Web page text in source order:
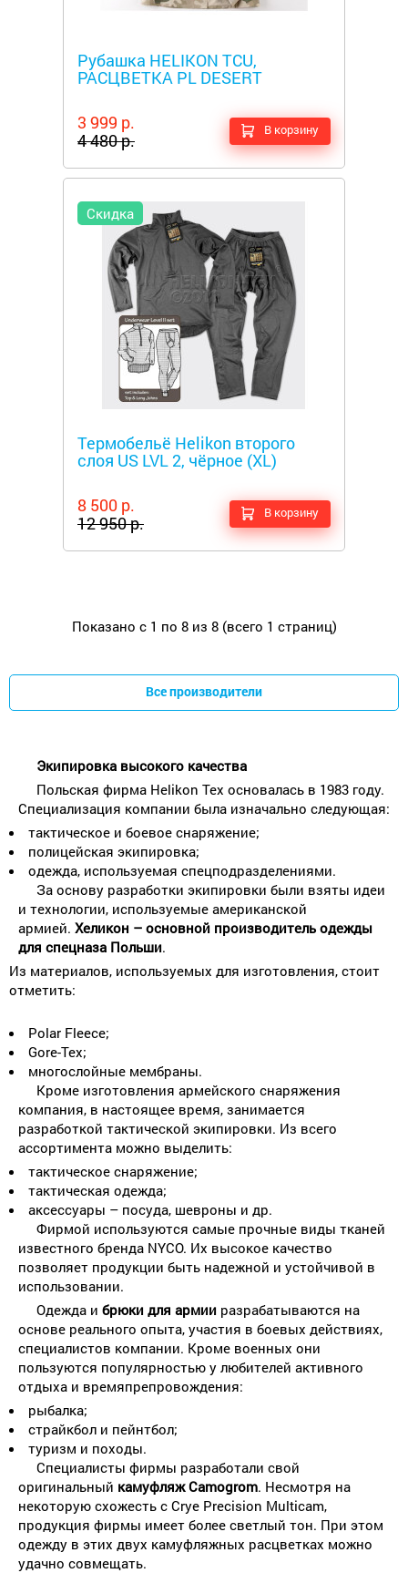
Рубашка HELIKON TCU,
РАСЦВЕТКА PL DESERT
3 999 р.
4 480 р.
В корзину
Скидка
Термобельё Helikon второго
слоя US LVL 2, чёрное (XL)
8 500 р.
12 950 р.
В корзину
Показано с 1 по 8 из 8 (всего 1 страниц)
Все производители
Экипировка высокого качества
Польская фирма Helikon Tex основалась в 1983 году.
Специализация компании была изначально следующая:
тактическое и боевое снаряжение;
полицейская экипировка;
одежда, используемая спецподразделениями.
За основу разработки экипировки были взяты идеи
и технологии, используемые американской
армией. Хеликон – основной производитель одежды
для спецназа Польши.
Из материалов, используемых для изготовления, стоит
отметить:
Polar Fleece;
Gore-Tex;
многослойные мембраны.
Кроме изготовления армейского снаряжения
компания, в настоящее время, занимается
разработкой тактической экипировки. Из всего
ассортимента можно выделить:
тактическое снаряжение;
тактическая одежда;
аксессуары – посуда, шевроны и др.
Фирмой используются самые прочные виды тканей
известного бренда NYCO. Их высокое качество
позволяет продукции быть надежной и устойчивой в
использовании.
Одежда и брюки для армии разрабатываются на
основе реального опыта, участия в боевых действиях,
специалистов компании. Кроме военных они
пользуются популярностью у любителей активного
отдыха и времяпрепровождения:
рыбалка;
страйкбол и пейнтбол;
туризм и походы.
Специалисты фирмы разработали свой
оригинальный камуфляж Camogrom. Несмотря на
некоторую схожесть с Crye Precision Multicam,
продукция фирмы имеет более светлый тон. При этом
одежду в этих двух камуфляжных расцветках можно
удачно совмещать.